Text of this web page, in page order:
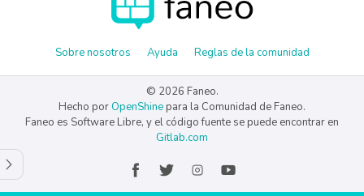
Sobre nosotros Ayuda Reglas de la comunidad
© 2026 Faneo.
Hecho por OpenShine para la Comunidad de Faneo.
Faneo es Software Libre, y el código fuente se puede encontrar en
Gitlab.com